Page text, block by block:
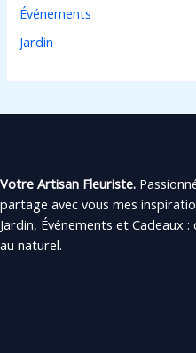
Événements
Jardin
Votre Artisan Fleuriste.
partage avec vous mes
Jardin, Événements et Cadeaux
au naturel.